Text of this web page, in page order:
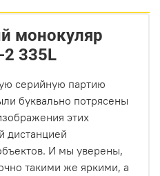
монокуляр
2 335L
серийную партию
буквально потрясены
этих
дистанцией
И мы уверены,
такими же яркими, а